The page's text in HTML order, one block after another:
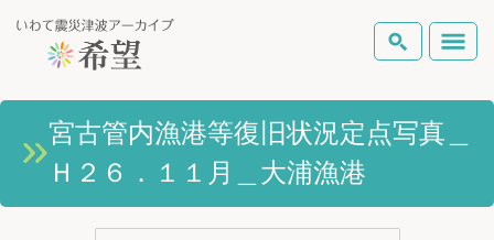
いわて震災津波アーカイブとは
岩手県の被害状況
検索
宮古管内漁港等復旧状況定点写真＿
Ｈ２６．１１月＿大浦漁港